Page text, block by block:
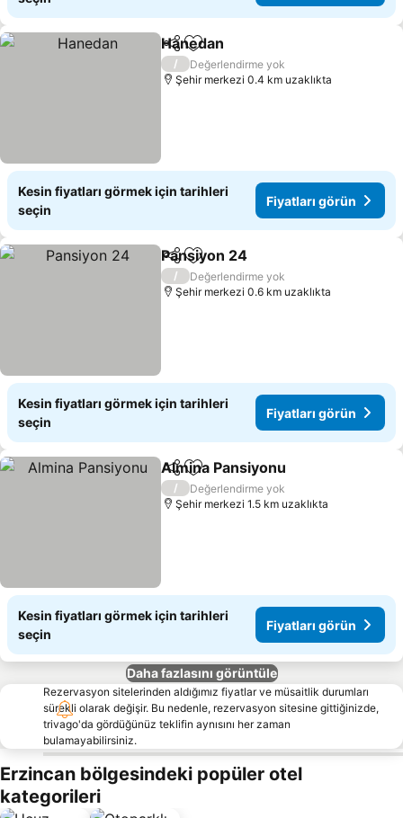
PaylaşFavorilerime ekle
Hanedan
/
Değerlendirme yok
Şehir merkezi 0.4 km uzaklıkta
Kesin fiyatları görmek için tarihleri
seçin
Fiyatları görün
PaylaşFavorilerime ekle
Pansiyon 24
/
Değerlendirme yok
Şehir merkezi 0.6 km uzaklıkta
Kesin fiyatları görmek için tarihleri
seçin
Fiyatları görün
PaylaşFavorilerime ekle
Almina Pansiyonu
/
Değerlendirme yok
Şehir merkezi 1.5 km uzaklıkta
Kesin fiyatları görmek için tarihleri
seçin
Fiyatları görün
Daha fazlasını görüntüle
Rezervasyon sitelerinden aldığımız fiyatlar ve müsaitlik durumları
sürekli olarak değişir. Bu nedenle, rezervasyon sitesine gittiğinizde,
trivago'da gördüğünüz teklifin aynısını her zaman
bulamayabilirsiniz.
Erzincan bölgesindeki popüler otel
kategorileri